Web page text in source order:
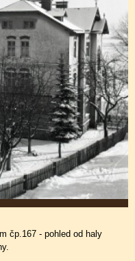
čp.167 - pohled od haly